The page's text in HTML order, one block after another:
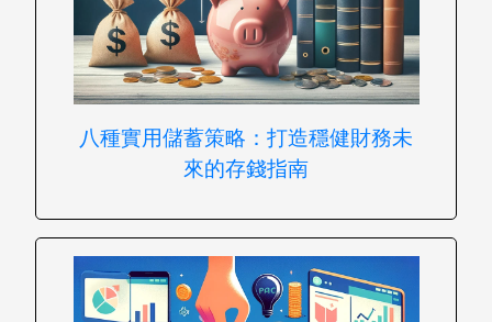
八種實用儲蓄策略：打造穩健財務未
來的存錢指南